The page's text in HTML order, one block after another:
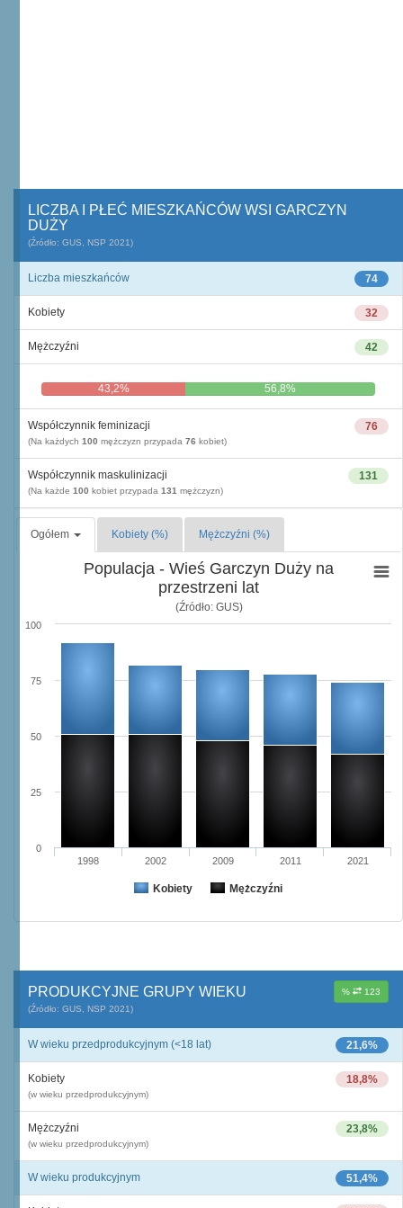
LICZBA I PŁEĆ MIESZKAŃCÓW WSI GARCZYN
DUŻY
(Źródło: GUS, NSP 2021)
74
Liczba mieszkańców
32
Kobiety
42
Mężczyźni
43,2% 56,8%
76
Współczynnik feminizacji
(Na każdych 100 mężczyzn przypada 76 kobiet)
131
Współczynnik maskulinizacji
(Na każde 100 kobiet przypada 131 mężczyzn)
Ogółem Kobiety (%) Mężczyźni (%)
Populacja - Wieś Garczyn Duży na
przestrzeni lat
(Źródło: GUS)
Kobiety Mężczyźni
1998 2002 2009 2011 2021
0
25
50
75
100
% 123
PRODUKCYJNE GRUPY WIEKU
(Źródło: GUS, NSP 2021)
21,6%
W wieku przedprodukcyjnym (<18 lat)
18,8%
Kobiety
(w wieku przedprodukcyjnym)
23,8%
Mężczyźni
(w wieku przedprodukcyjnym)
51,4%
W wieku produkcyjnym